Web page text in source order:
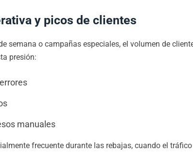
y picos de clientes
semana o campañas especiales, el volumen de
presión:
manuales
frecuente durante las rebajas, cuando el